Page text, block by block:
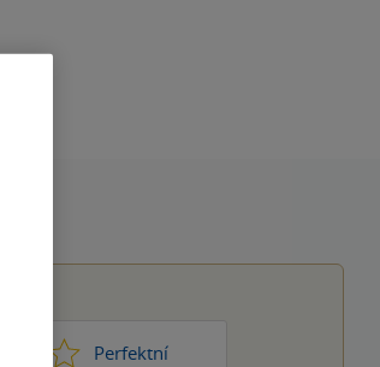
Perfektní